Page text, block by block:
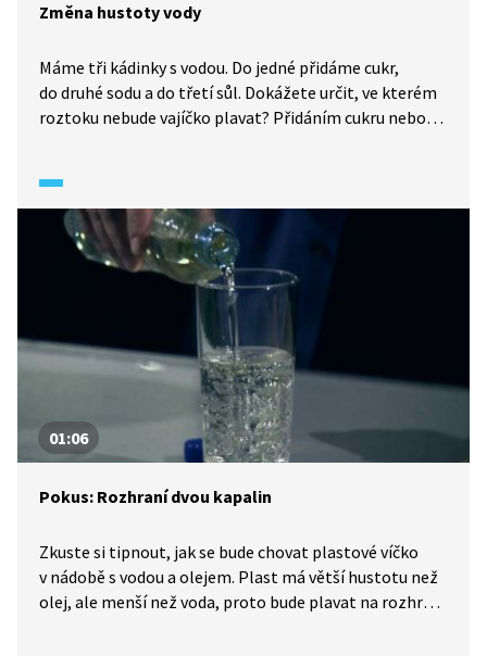
Změna hustoty vody
Máme tři kádinky s vodou. Do jedné přidáme cukr,
do druhé sodu a do třetí sůl. Dokážete určit, ve kterém
roztoku nebude vajíčko plavat? Přidáním cukru nebo
01:06
Pokus: Rozhraní dvou kapalin
Zkuste si tipnout, jak se bude chovat plastové víčko
v nádobě s vodou a olejem. Plast má větší hustotu než
olej, ale menší než voda, proto bude plavat na rozhraní